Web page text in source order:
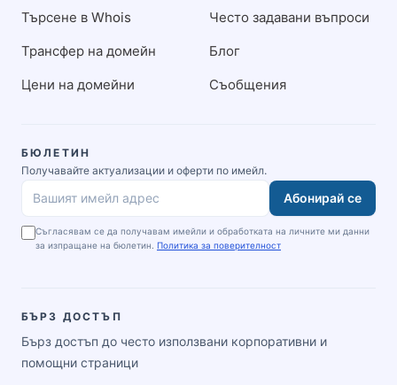
Търсене в Whois
Трансфер на домейн
Цени на домейни
Често задавани въпроси
Блог
Съобщения
БЮЛЕТИН
Получавайте актуализации и оферти по имейл.
Вашият имейл адрес
Абонирай се
Съгласявам се да получавам имейли и обработката на личните ми данни
за изпращане на бюлетин. Политика за поверителност
БЪРЗ ДОСТЪП
Бърз достъп до често използвани корпоративни и
помощни страници